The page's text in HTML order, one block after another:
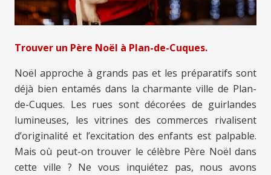
Trouver un Père Noël à Plan-de-Cuques.
Noël approche à grands pas et les préparatifs sont
déjà bien entamés dans la charmante ville de Plan-
de-Cuques. Les rues sont décorées de guirlandes
lumineuses, les vitrines des commerces rivalisent
d’originalité et l’excitation des enfants est palpable.
Mais où peut-on trouver le célèbre Père Noël dans
cette ville ? Ne vous inquiétez pas, nous avons